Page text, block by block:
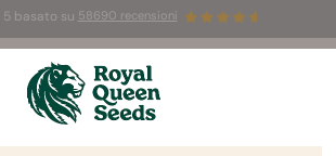
5 basato su 58690 recensioni
White Widow AutoGRATIS per i